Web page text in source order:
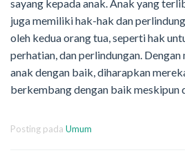
sayang kepada anak. Anak yang
juga memiliki hak-hak dan
oleh kedua orang tua, seperti hak
perhatian, dan perlindungan.
anak dengan baik, diharapkan
berkembang dengan baik meskipun
Posting pada Umum